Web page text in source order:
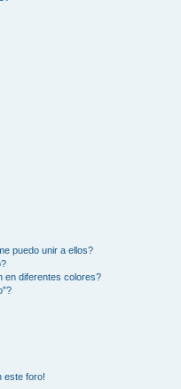
puedo unir a ellos?
en diferentes colores?
este foro!